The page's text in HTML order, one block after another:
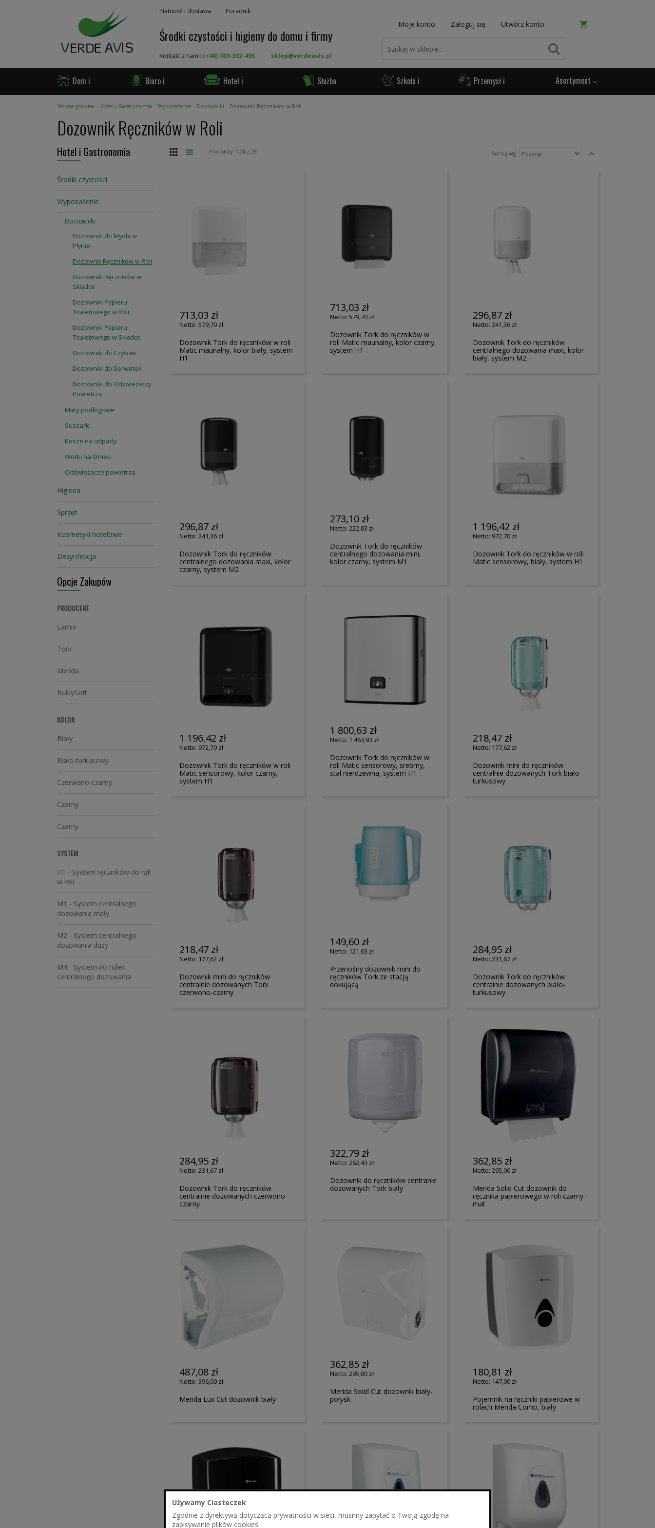
Używamy Ciasteczek
Zgodnie z dyrektywą dotyczącą prywatności w sieci, musimy zapytać o Twoją zgodę na
zapisywanie plików cookies.
Płatność i dostawa Poradnik
Środki czystości i higieny do domu i firmy
Kontakt z nami: (+48) 783-332-495 sklep@verdeavis.pl
Moje konto Zaloguj się Utwórz konto
Dom i
Ogród
Biuro i
Firma
Hotel i
Gastronomia
Służba Szkoła i Przemysł i Asortyment
Strona główna Hotel i Gastronomia Wyposażenie Dozowniki Dozownik Ręczników w Roli
Dozownik Ręczników w Roli
Siatka
ListaProdukty 1-24 z28 Sortuj wg
Ustaw
713,03 zł
579,70 zł
Dozownik Tork do ręczników w roli
Matic maunalny, kolor biały, system
H1
713,03 zł
579,70 zł
Dozownik Tork do ręczników w
roli Matic maunalny, kolor czarny,
system H1
296,87 zł
241,36 zł
Dozownik Tork do ręczników
centralnego dozowania maxi, kolor
biały, system M2
296,87 zł
241,36 zł
Dozownik Tork do ręczników
centralnego dozowania maxi, kolor
czarny, system M2
273,10 zł
222,03 zł
Dozownik Tork do ręczników
centralnego dozowania mini,
kolor czarny, system M1
1 196,42 zł
972,70 zł
Dozownik Tork do ręczników w roli
Matic sensorowy, biały, system H1
1 196,42 zł
972,70 zł
Dozownik Tork do ręczników w roli
Matic sensorowy, kolor czarny,
system H1
1 800,63 zł
1 463,93 zł
Dozownik Tork do ręczników w
roli Matic sensorowy, srebrny,
stal nierdzewna, system H1
218,47 zł
177,62 zł
Dozownik mini do ręczników
centralnie dozowanych Tork biało-
turkusowy
218,47 zł
177,62 zł
Dozownik mini do ręczników
centralnie dozowanych Tork
czerwono-czarny
149,60 zł
121,63 zł
Przenośny dozownik mini do
ręczników Tork ze stacją
dokującą
284,95 zł
231,67 zł
Dozownik Tork do ręczników
centralnie dozowanych biało-
turkusowy
284,95 zł
231,67 zł
Dozownik Tork do ręczników
centralnie dozowanych czerwono-
czarny
322,79 zł
262,43 zł
Dozownik do ręczników centranie
dozowanych Tork biały
362,85 zł
295,00 zł
Merida Solid Cut dozownik do
ręcznika papierowego w roli czarny -
mat
487,08 zł
396,00 zł
Merida Lux Cut dozownik biały
362,85 zł
295,00 zł
Merida Solid Cut dozownik biały-
połysk
180,81 zł
147,00 zł
Pojemnik na ręczniki papierowe w
rolach Merida Como, biały
Hotel i Gastronomia
Środki czystości
Wyposażenie
Dozowniki
Dozowniki do Mydła w
Płynie
Dozownik Ręczników w Roli
Dozowniki Ręczników w
Składce
Dozowniki Papieru
Toaletowego w Roli
Dozowniki Papieru
Toaletowego w Składce
Dozowniki do Czyściw
Dozowniki do Serwetek
Dozowniki do Odświeżaczy
Powietrza
Maty podłogowe
Suszarki
Kosze na odpady
Worki na śmieci
Odświeżacze powietrza
Higiena
Sprzęt
Kosmetyki hotelowe
Dezynfekcja
Opcje Zakupów
PRODUCENT
Lamix
Tork
Merida
BulkySoft
KOLOR
Biały
Biało-turkusowy
Czerwono-czarny
Czarny
Czarny
SYSTEM
H1 - System ręczników do rąk
w roli
M1 - System centralnego
dozowania mały
M2 - System centralnego
dozowania duży
M4 - System do rolek
centralnego dozowania